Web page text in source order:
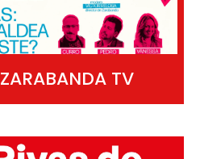
ZARABANDA TV